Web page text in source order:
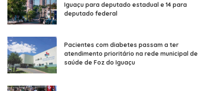
Iguaçu para deputado estadual e 14 para
deputado federal
Pacientes com diabetes passam a ter
atendimento prioritário na rede municipal de
saúde de Foz do Iguaçu